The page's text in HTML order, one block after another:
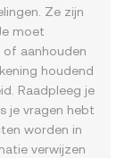
Ze zijn
moet
aanhouden
houdend
Raadpleeg je
je vragen hebt
worden in
verwijzen